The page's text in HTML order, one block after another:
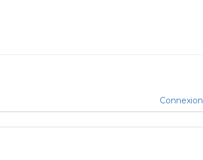
Connexion